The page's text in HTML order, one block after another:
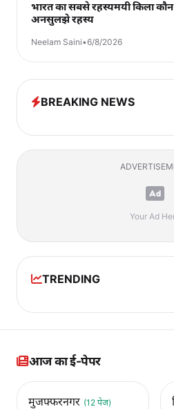
भारत का सबसे रहस्यमयी किला
अनसुलझे रहस्य
Neelam Saini•6/8/2026
BREAKING NEWS
Your Ad
TRENDING
आज का ई-पेपर
मुजफ्फरनगर (12 पेज)